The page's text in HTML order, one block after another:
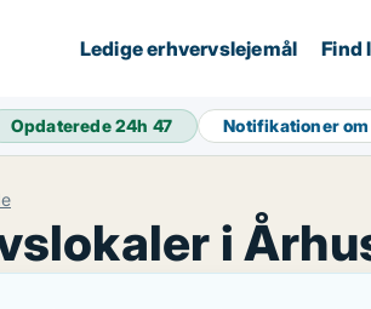
Ledige erhvervslejemål Find
Opdaterede 24h 47 Notifikationer
i